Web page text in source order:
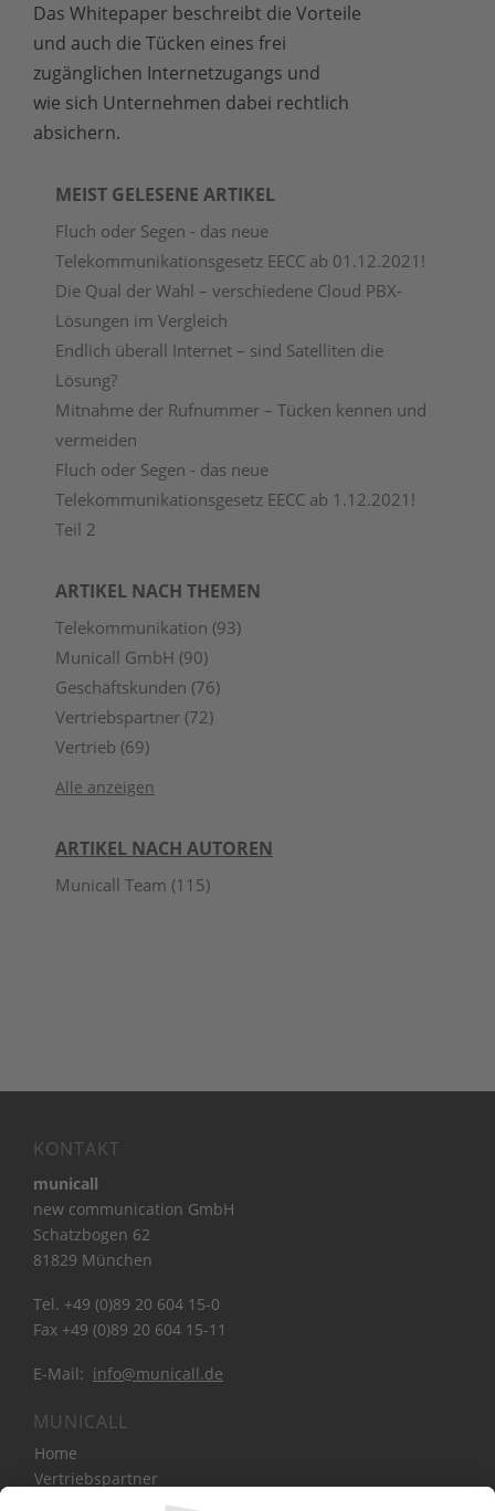
Das Whitepaper beschreibt die Vorteile
und auch die Tücken eines frei
zugänglichen Internetzugangs und
wie sich Unternehmen dabei rechtlich
absichern.
MEIST GELESENE ARTIKEL
Fluch oder Segen - das neue
Telekommunikationsgesetz EECC ab 01.12.2021!
Die Qual der Wahl – verschiedene Cloud PBX-
Lösungen im Vergleich
Endlich überall Internet – sind Satelliten die
Lösung?
Mitnahme der Rufnummer – Tücken kennen und
vermeiden
Fluch oder Segen - das neue
Telekommunikationsgesetz EECC ab 1.12.2021!
Teil 2
ARTIKEL NACH THEMEN
Telekommunikation (93)
Municall GmbH (90)
Geschäftskunden (76)
Vertriebspartner (72)
Vertrieb (69)
Alle anzeigen
ARTIKEL NACH AUTOREN
Municall Team (115)
KONTAKT
municall
new communication GmbH
Schatzbogen 62
81829 München
Tel. +49 (0)89 20 604 15-0
Fax +49 (0)89 20 604 15-11
E-Mail: info@municall.de
MUNICALL
Home
Vertriebspartner